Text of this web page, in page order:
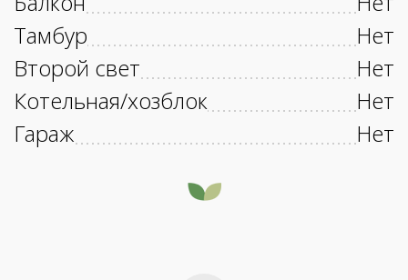
Тамбур
Нет
Второй свет
Нет
Котельная/хозблок
Нет
Гараж
Нет